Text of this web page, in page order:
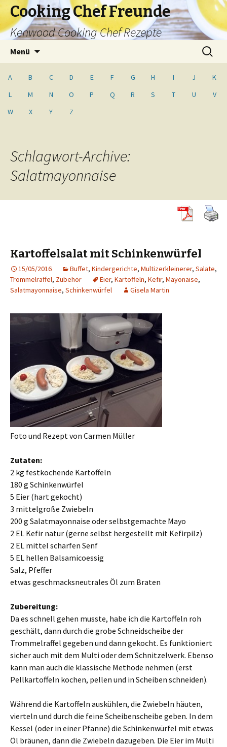
Cooking Chef Freunde
Kenwood Cooking Chef Rezepte
Menü
Suche
nach:
A B C D E F G H I J
K
L
M N O P Q R S T U
V
W
X Y Z
Schlagwort-Archive:
Salatmayonnaise
Kartoffelsalat mit Schinkenwürfel
15/05/2016 Buffet, Kindergerichte, Multizerkleinerer, Salate,
Trommelraffel, Zubehör Eier, Kartoffeln, Kefir, Mayonaise,
Salatmayonnaise, Schinkenwürfel Gisela Martin
Foto und Rezept von Carmen Müller
Zutaten:
2 kg festkochende Kartoffeln
180 g Schinkenwürfel
5 Eier (hart gekocht)
3 mittelgroße Zwiebeln
200 g Salatmayonnaise oder selbstgemachte Mayo
2 EL Kefir natur (gerne selbst hergestellt mit Kefirpilz)
2 EL mittel scharfen Senf
5 EL hellen Balsamicoessig
Salz, Pfeffer
etwas geschmacksneutrales Öl zum Braten
Zubereitung:
Da es schnell gehen musste, habe ich die Kartoffeln roh
geschält, dann durch die grobe Schneidscheibe der
Trommelraffel gegeben und dann gekocht. Es funktioniert
sicher auch mit dem Multi oder dem Schnitzelwerk. Ebenso
kann man auch die klassische Methode nehmen (erst
Pellkartoffeln kochen, pellen und in Scheiben schneiden).
Während die Kartoffeln auskühlen, die Zwiebeln häuten,
vierteln und durch die feine Scheibenscheibe geben. In dem
Kessel (oder in einer Pfanne) die Schinkenwürfel mit etwas
Öl bräunen, dann die Zwiebeln dazugeben. Die Eier im Multi